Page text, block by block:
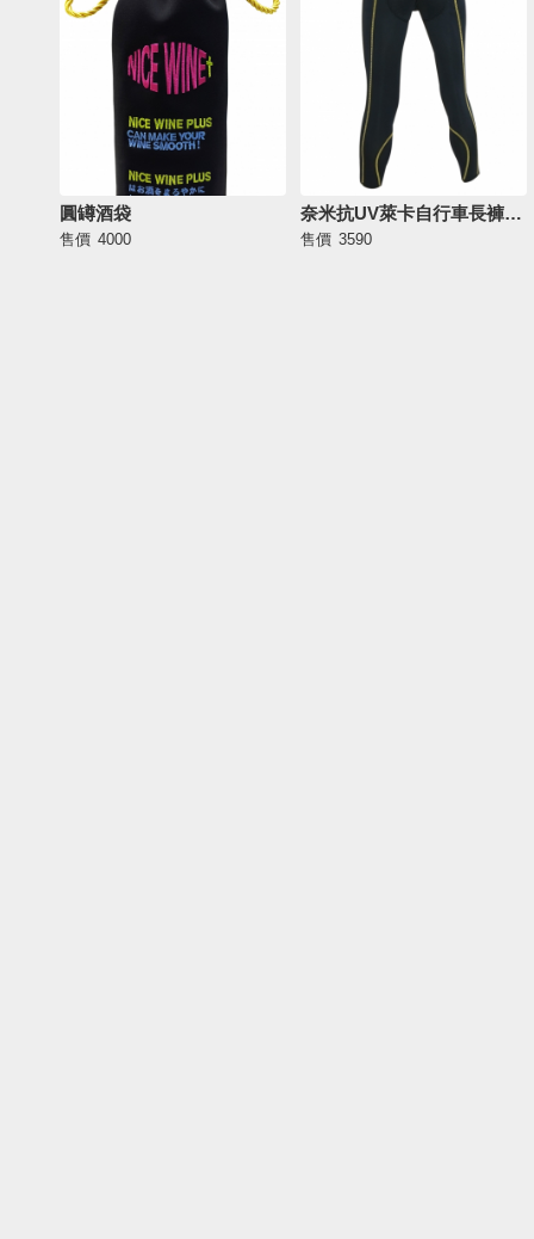
圓罇酒袋
售價 4000
奈米抗UV萊卡自行車長褲PM1
售價 3590